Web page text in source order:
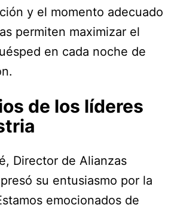
y el momento adecuado
permiten maximizar el
en cada noche de
de los líderes
Director de Alianzas
su entusiasmo por la
emocionados de